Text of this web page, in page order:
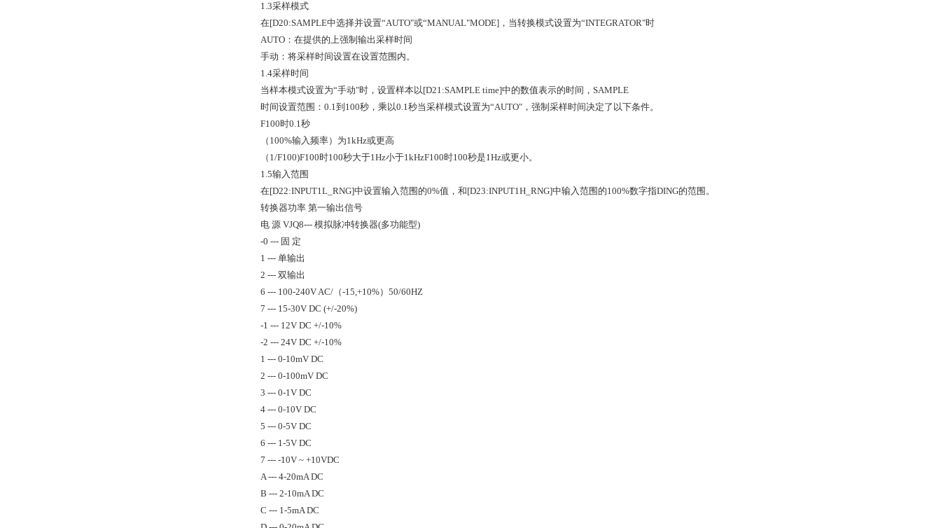
1.3采样模式
在[D20:SAMPLE中选择并设置“AUTO"或“MANUAL"MODE]，当转换模式设置为“INTEGRATOR"时
AUTO：在提供的上强制输出采样时间
手动：将采样时间设置在设置范围内。
1.4采样时间
当样本模式设置为“手动"时，设置样本以[D21:SAMPLE time]中的数值表示的时间，SAMPLE
时间设置范围：0.1到100秒，乘以0.1秒当采样模式设置为“AUTO"，强制采样时间决定了以下条件。
F100时0.1秒
（100%输入频率）为1kHz或更高
（1/F100)F100时100秒大于1Hz小于1kHzF100时100秒是1Hz或更小。
1.5输入范围
在[D22:INPUT1L_RNG]中设置输入范围的0%值，和[D23:INPUT1H_RNG]中输入范围的100%数字指DING的范围。
转换器功率 第一输出信号
电 源 VJQ8--- 模拟脉冲转换器(多功能型)
-0 --- 固 定
1 --- 单输出
2 --- 双输出
6 --- 100-240V AC/（-15,+10%）50/60HZ
7 --- 15-30V DC (+/-20%)
-1 --- 12V DC +/-10%
-2 --- 24V DC +/-10%
1 --- 0-10mV DC
2 --- 0-100mV DC
3 --- 0-1V DC
4 --- 0-10V DC
5 --- 0-5V DC
6 --- 1-5V DC
7 --- -10V ~ +10VDC
A --- 4-20mA DC
B --- 2-10mA DC
C --- 1-5mA DC